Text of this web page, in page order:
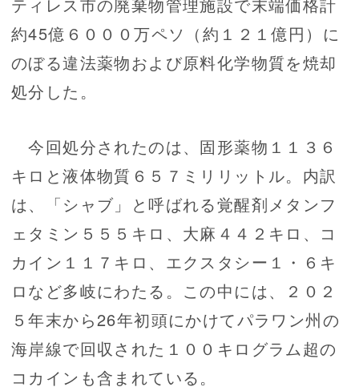
ティレス市の廃棄物管理施設で末端価格計
約45億６０００万ペソ（約１２１億円）に
のぼる違法薬物および原料化学物質を焼却
処分した。
今回処分されたのは、固形薬物１１３６
キロと液体物質６５７ミリリットル。内訳
は、「シャブ」と呼ばれる覚醒剤メタンフ
ェタミン５５５キロ、大麻４４２キロ、コ
カイン１１７キロ、エクスタシー１・６キ
ロなど多岐にわたる。この中には、２０２
５年末から26年初頭にかけてパラワン州の
海岸線で回収された１００キログラム超の
コカインも含まれている。